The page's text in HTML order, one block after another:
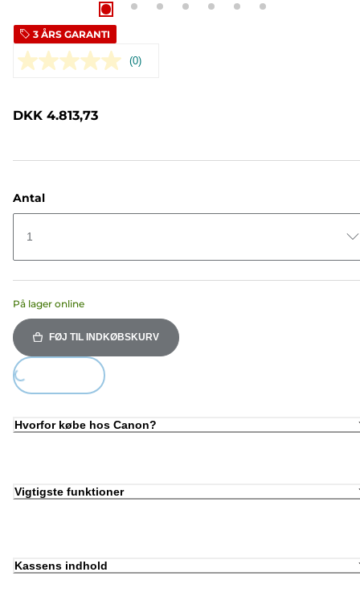
3 ÅRS GARANTI
Ingen
(0)
DKK 4.813,73
Antal
1
På lager online
FØJ TIL INDKØBSKURV
Loading...
Hvorfor købe hos Canon?
Vigtigste funktioner
Kassens indhold